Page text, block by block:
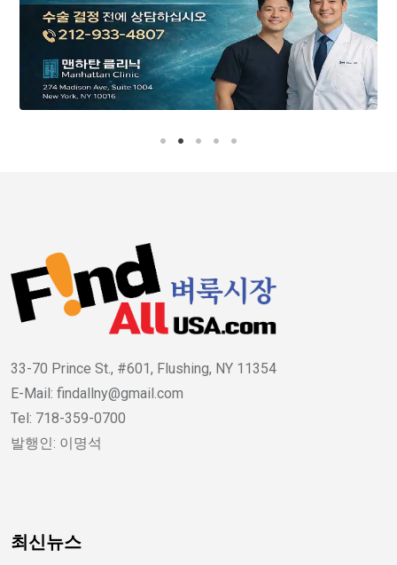
33-70 Prince St., #601, Flushing, NY 11354
E-Mail: findallny@gmail.com
Tel: 718-359-0700
발행인: 이명석
최신뉴스